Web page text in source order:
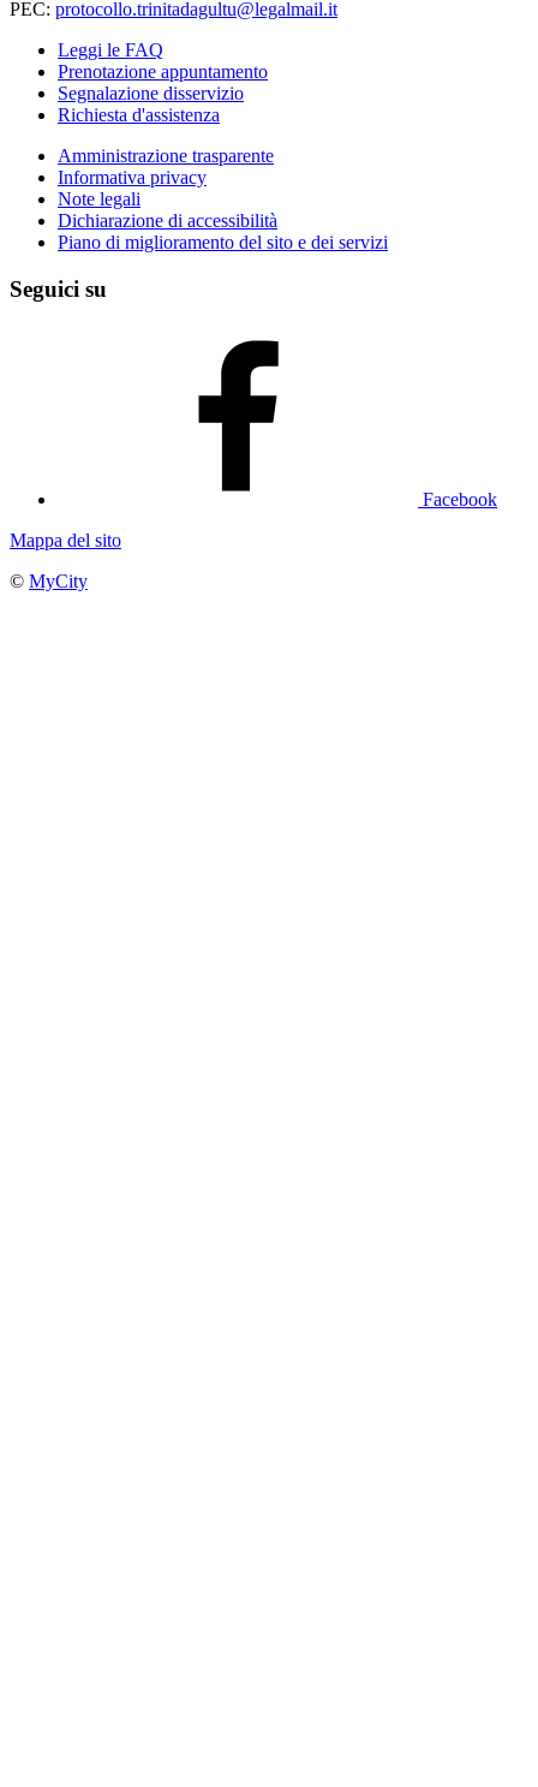
PEC: protocollo.trinitadagultu@legalmail.it
Leggi le FAQ
Prenotazione appuntamento
Segnalazione disservizio
Richiesta d'assistenza
Amministrazione trasparente
Informativa privacy
Note legali
Dichiarazione di accessibilità
Piano di miglioramento del sito e dei servizi
Seguici su
Facebook
Mappa del sito
© MyCity